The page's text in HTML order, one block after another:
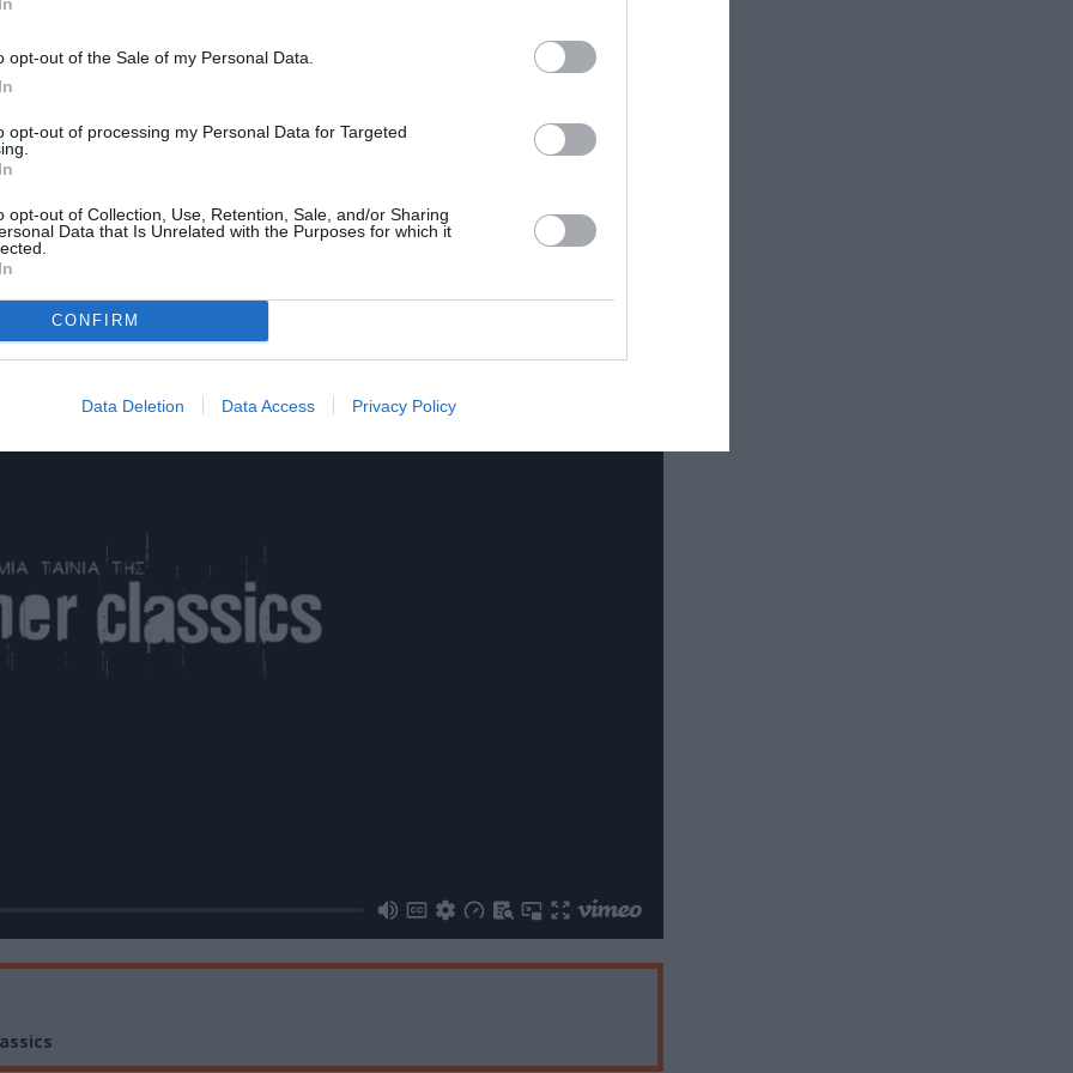
opt-out of the Sale of my Personal Data.
opt-out of processing my Personal Data for Targeted
opt-out of Collection, Use, Retention, Sale, and/or Sharing
Data that Is Unrelated with the Purposes for which it
CONFIRM
Data Deletion Data Access Privacy Policy
Μάιλς, Τζον Γκάβιν, Μάρτιν Μπάλσαμ, Τζον Μακιντάιρ, Σάιμον